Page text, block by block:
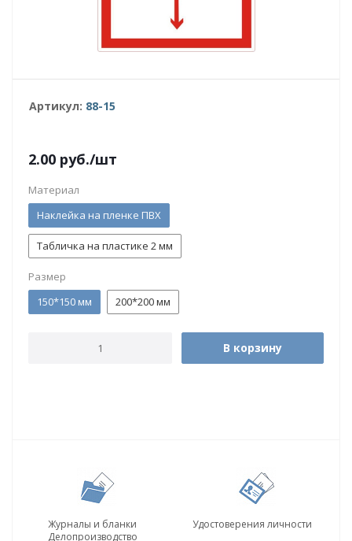
Артикул: 88-15
2.00 руб./шт
Материал
Наклейка на пленке ПВХ
Табличка на пластике 2 мм
Размер
150*150 мм
200*200 мм
В корзину
Журналы и бланки
Делопроизводство
Удостоверения личности